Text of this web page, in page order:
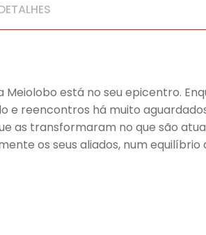
está no seu epicentro.
e reencontros há muito
as transformaram no que são
os seus aliados, num